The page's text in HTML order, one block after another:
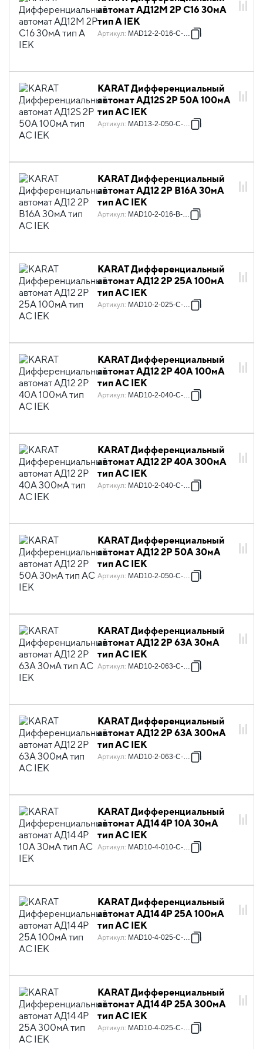
автомат АД12M 2P C16 30мА
тип A IEK
Артикул: MAD12-2-016-C-030
KARAT Дифференциальный
автомат АД12S 2P 50А 100мА
тип AC IEK
Артикул: MAD13-2-050-C-100
KARAT Дифференциальный
автомат АД12 2P В16А 30мА
тип AC IEK
Артикул: MAD10-2-016-B-030
KARAT Дифференциальный
автомат АД12 2P 25А 100мА
тип AC IEK
Артикул: MAD10-2-025-C-100
KARAT Дифференциальный
автомат АД12 2P 40А 100мА
тип AC IEK
Артикул: MAD10-2-040-C-100
KARAT Дифференциальный
автомат АД12 2P 40А 300мА
тип AC IEK
Артикул: MAD10-2-040-C-300
KARAT Дифференциальный
автомат АД12 2P 50А 30мА
тип AC IEK
Артикул: MAD10-2-050-C-030
KARAT Дифференциальный
автомат АД12 2P 63А 30мА
тип AC IEK
Артикул: MAD10-2-063-C-030
KARAT Дифференциальный
автомат АД12 2P 63А 300мА
тип AC IEK
Артикул: MAD10-2-063-C-300
KARAT Дифференциальный
автомат АД14 4P 10А 30мА
тип AC IEK
Артикул: MAD10-4-010-C-030
KARAT Дифференциальный
автомат АД14 4P 25А 100мА
тип AC IEK
Артикул: MAD10-4-025-C-100
KARAT Дифференциальный
автомат АД14 4P 25А 300мА
тип AC IEK
Артикул: MAD10-4-025-C-300